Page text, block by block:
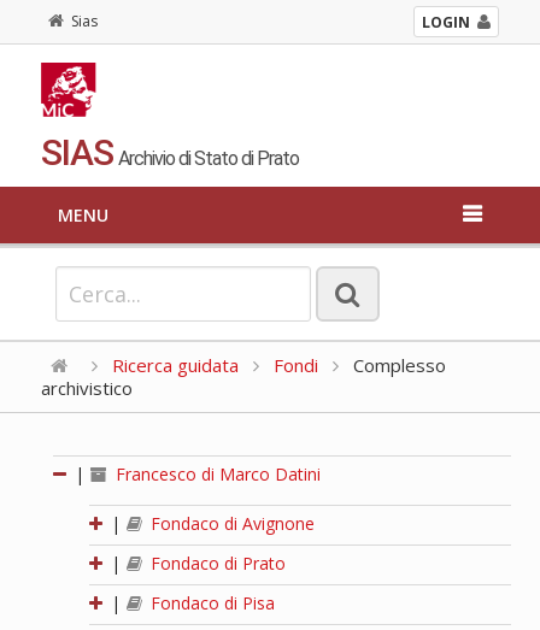
Sias LOGIN
SIAS Archivio di Stato di Prato
MENU
Ricerca guidata Fondi
Complesso
archivistico
| Francesco di Marco Datini
|
Fondaco di Avignone
|
Fondaco di Prato
|
Fondaco di Pisa